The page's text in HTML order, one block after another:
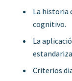
La historia
cognitivo.
La
Criterios